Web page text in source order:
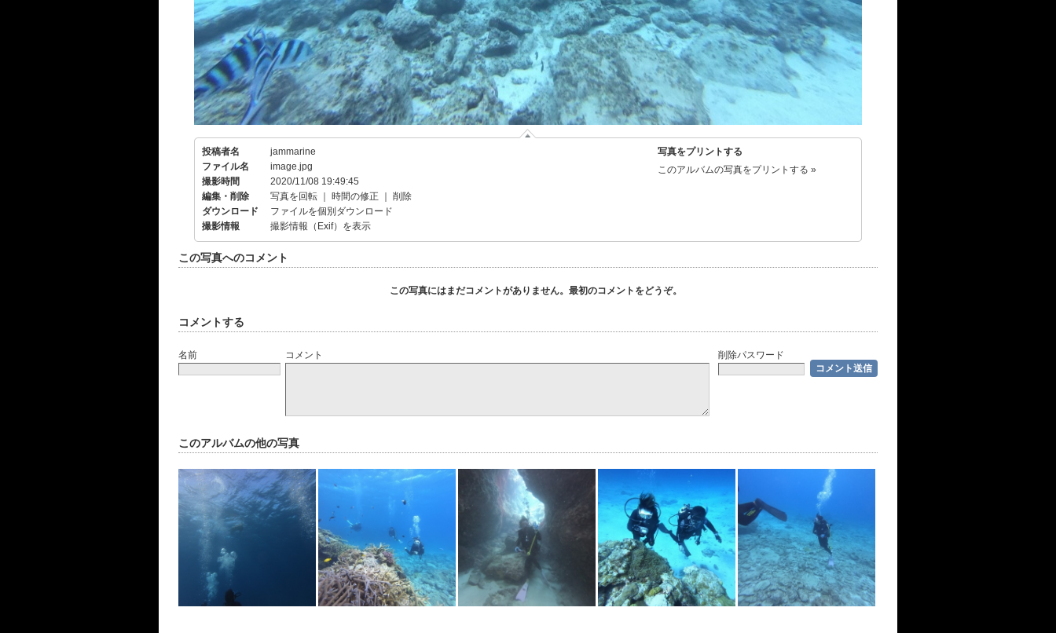
投稿者名
jammarine
ファイル名
image.jpg
撮影時間
2020/11/08 19:49:45
編集・削除
写真を回転 時間の修正
削除
ダウンロード
ファイルを個別ダウンロード
撮影情報
撮影情報（Exif）を表示
写真をプリントする
このアルバムの写真をプリントする »
この写真へのコメント
この写真にはまだコメントがありません。最初のコメントをどうぞ。
コメントする
名前 コメント 削除パスワード
このアルバムの他の写真